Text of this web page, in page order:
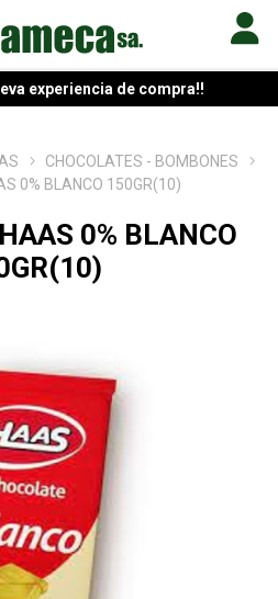
experiencia de compra!!
CHOCOLATES - BOMBONES
0% BLANCO 150GR(10)
0% BLANCO